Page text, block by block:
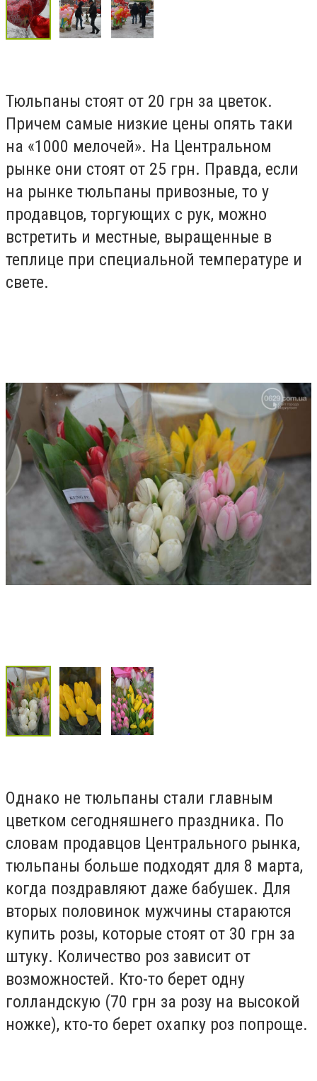
Тюльпаны стоят от 20 грн за цветок.
Причем самые низкие цены опять таки
на «1000 мелочей». На Центральном
рынке они стоят от 25 грн. Правда, если
на рынке тюльпаны привозные, то у
продавцов, торгующих с рук, можно
встретить и местные, выращенные в
теплице при специальной температуре и
свете.
Однако не тюльпаны стали главным
цветком сегодняшнего праздника. По
словам продавцов Центрального рынка,
тюльпаны больше подходят для 8 марта,
когда поздравляют даже бабушек. Для
вторых половинок мужчины стараются
купить розы, которые стоят от 30 грн за
штуку. Количество роз зависит от
возможностей. Кто-то берет одну
голландскую (70 грн за розу на высокой
ножке), кто-то берет охапку роз попроще.